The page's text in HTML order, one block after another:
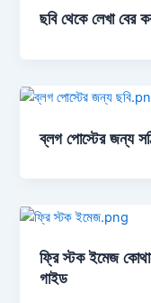
ছবি থেকে লেখা
ব্লগ পোস্টের জন্য
ফ্রি স্টক ইমেজ
গাইড